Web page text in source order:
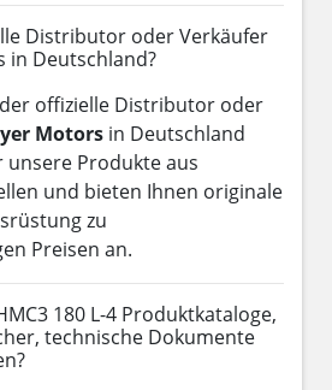
Distributor oder Verkäufer
in Deutschland?
offizielle Distributor oder
Motors in Deutschland
unsere Produkte aus
und bieten Ihnen originale
zu
Preisen an.
180 L-4 Produktkataloge,
technische Dokumente